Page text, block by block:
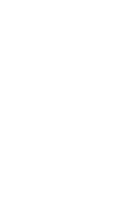
mánt. Rezort sa
kávovar/čajník, terasa